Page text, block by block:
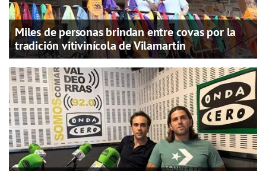
Miles de personas brindan entre covas por la
tradición vitivinícola de Vilamartín